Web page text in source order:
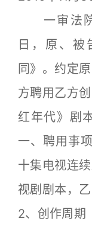
一审法院
日，原、被
同》。约定
方聘用乙方
红年代》剧
一、聘用事
十集电视连
视剧剧本，
2、创作周期